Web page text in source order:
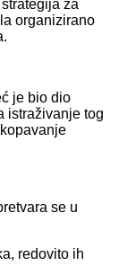
za
organizirano
je bio dio
istraživanje tog
se u
redovito ih